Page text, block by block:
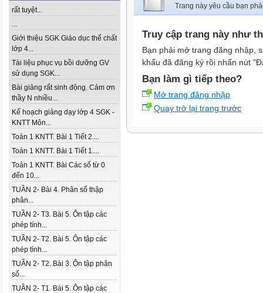
rất tuyệt...
...
Giới thiệu SGK Giáo dục thể chất
lớp 4...
Tài liệu phục vụ bồi dưỡng GV
sử dụng SGK...
Bài giảng rất sinh động. Cảm ơn
thầy N nhiều...
Kế hoạch giảng dạy lớp 4 SGK -
KNTT Môn...
Toán 1 KNTT. Bài 1 Tiết 2....
Toán 1 KNTT. Bài 1 Tiết 1....
Toán 1 KNTT. Bài Các số từ 0
đến 10...
TUẦN 2- Bài 4. Phân số thập
phân...
TUẦN 2- T3. Bài 5. Ôn tập các
phép tính...
TUẦN 2- T2. Bài 5. Ôn tập các
phép tính...
TUẦN 2- T2. Bài 3. Ôn tập phân
số...
TUẦN 2- T1. Bài 5. Ôn tập các
Trang này yêu cầu bạn
Truy cập trang này như
Bạn phải mở trang đăng nhập,
khẩu đã đăng ký rồi nhấn nút
Bạn làm gì tiếp theo?
Mở trang đăng nhập
Quay trở lại trang trước